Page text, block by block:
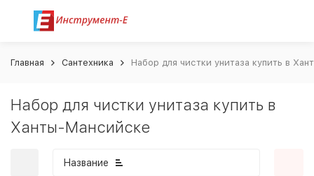
Главная Сантехника Набор для чистки унитаза купить в
Набор для чистки унитаза купить в
Ханты-Мансийске
Название